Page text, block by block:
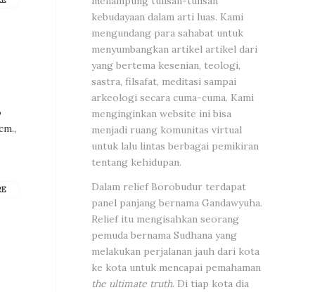
kebudayaan dalam arti luas. Kami
mengundang para sahabat untuk
menyumbangkan artikel artikel dari
yang bertema kesenian, teologi,
sastra, filsafat, meditasi sampai
arkeologi secara cuma-cuma. Kami
menginginkan website ini bisa
menjadi ruang komunitas virtual
untuk lalu lintas berbagai pemikiran
tentang kehidupan.
Dalam relief Borobudur terdapat
panel panjang bernama Gandawyuha.
Relief itu mengisahkan seorang
pemuda bernama Sudhana yang
melakukan perjalanan jauh dari kota
ke kota untuk mencapai pemahaman
the ultimate truth. Di tiap kota dia